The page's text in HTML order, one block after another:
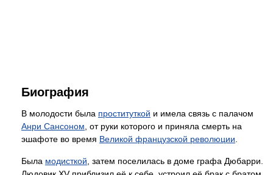
Биография
В молодости была проституткой и имела связь с палачом
Анри Сансоном , от руки которого и приняла смерть на
эшафоте во время Великой французской революции
Была модисткой , затем поселилась в доме графа Дюбарри.